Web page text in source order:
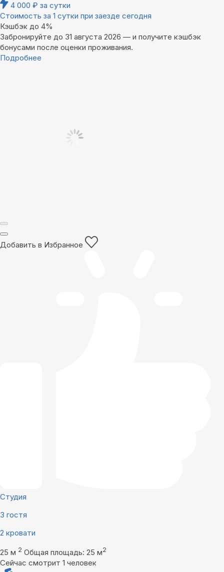
4 000 ₽ за сутки
Стоимость за 1 сутки при заезде сегодня
Кэшбэк до 4%
Забронируйте до 31 августа 2026 — и получите кэшбэк
бонусами после оценки проживания.
Подробнее
Добавить в Избранное
Студия
3 гостя
2 кровати
25 м 2 Общая площадь: 25 м2
Сейчас смотрит 1 человек